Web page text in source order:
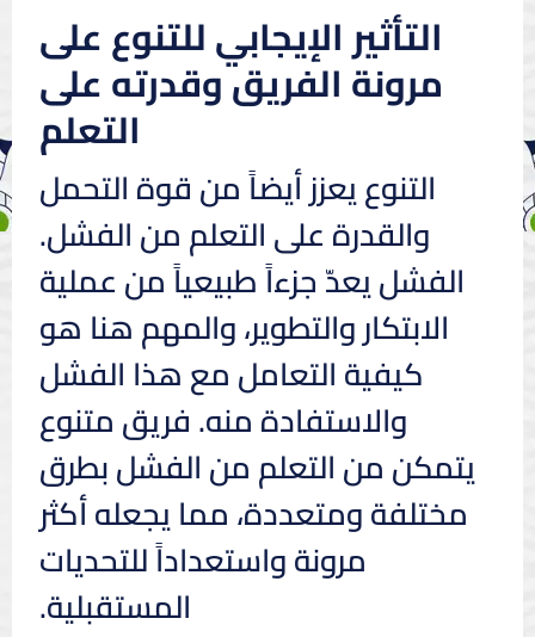
التأثير الإيجابي للتنوع على
مرونة الفريق وقدرته على
التعلم
التنوع يعزز أيضاً من قوة التحمل
والقدرة على التعلم من الفشل.
الفشل يعدّ جزءاً طبيعياً من عملية
الابتكار والتطوير، والمهم هنا هو
كيفية التعامل مع هذا الفشل
والاستفادة منه. فريق متنوع
يتمكن من التعلم من الفشل بطرق
مختلفة ومتعددة، مما يجعله أكثر
مرونة واستعداداً للتحديات
المستقبلية.